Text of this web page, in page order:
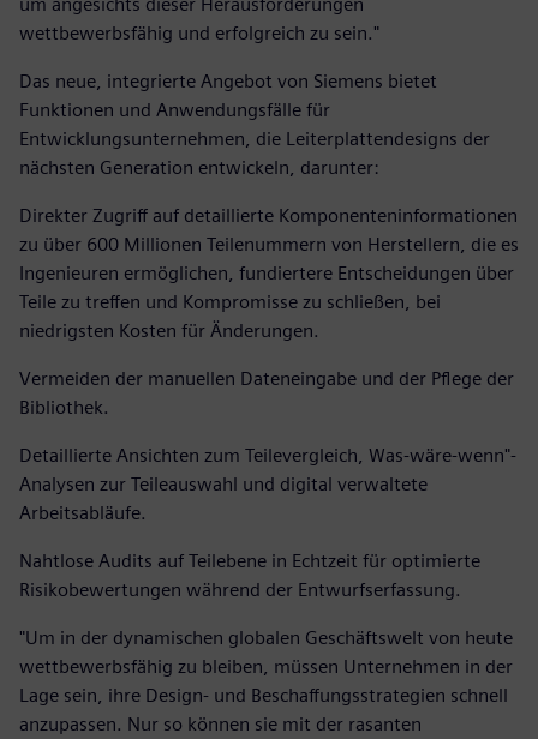
wettbewerbsfähig und erfolgreich zu sein."
Das neue, integrierte Angebot von Siemens bietet
Funktionen und Anwendungsfälle für
Entwicklungsunternehmen, die Leiterplattendesigns der
nächsten Generation entwickeln, darunter:
Direkter Zugriff auf detaillierte Komponenteninformationen
zu über 600 Millionen Teilenummern von Herstellern, die es
Ingenieuren ermöglichen, fundiertere Entscheidungen über
Teile zu treffen und Kompromisse zu schließen, bei
niedrigsten Kosten für Änderungen.
Vermeiden der manuellen Dateneingabe und der Pflege der
Bibliothek.
Detaillierte Ansichten zum Teilevergleich, Was-wäre-wenn"-
Analysen zur Teileauswahl und digital verwaltete
Arbeitsabläufe.
Nahtlose Audits auf Teilebene in Echtzeit für optimierte
Risikobewertungen während der Entwurfserfassung.
"Um in der dynamischen globalen Geschäftswelt von heute
wettbewerbsfähig zu bleiben, müssen Unternehmen in der
Lage sein, ihre Design- und Beschaffungsstrategien schnell
anzupassen. Nur so können sie mit der rasanten